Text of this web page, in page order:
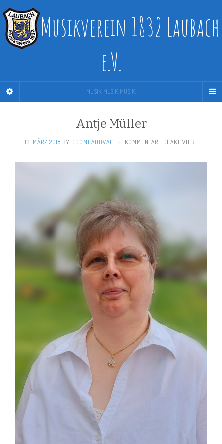
Musikverein 1832 Laubach
e.V.
MUSIK. MUSIK. MUSIK.
Antje Müller
13. MÄRZ 2018 BY DDOMLADOVAC · KOMMENTARE DEAKTIVIERTFÜR
MÜLLER